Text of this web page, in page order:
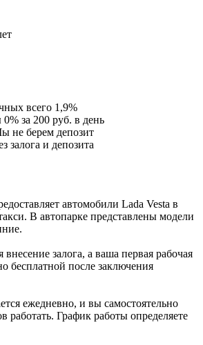
всего 1,9%
0% за 200 руб. в день
не берем депозит
залога и депозита
автомобили Lada Vesta в
В автопарке представлены модели
внесение залога, а ваша первая рабочая
бесплатной после заключения
ежедневно, и вы самостоятельно
работать. График работы определяете